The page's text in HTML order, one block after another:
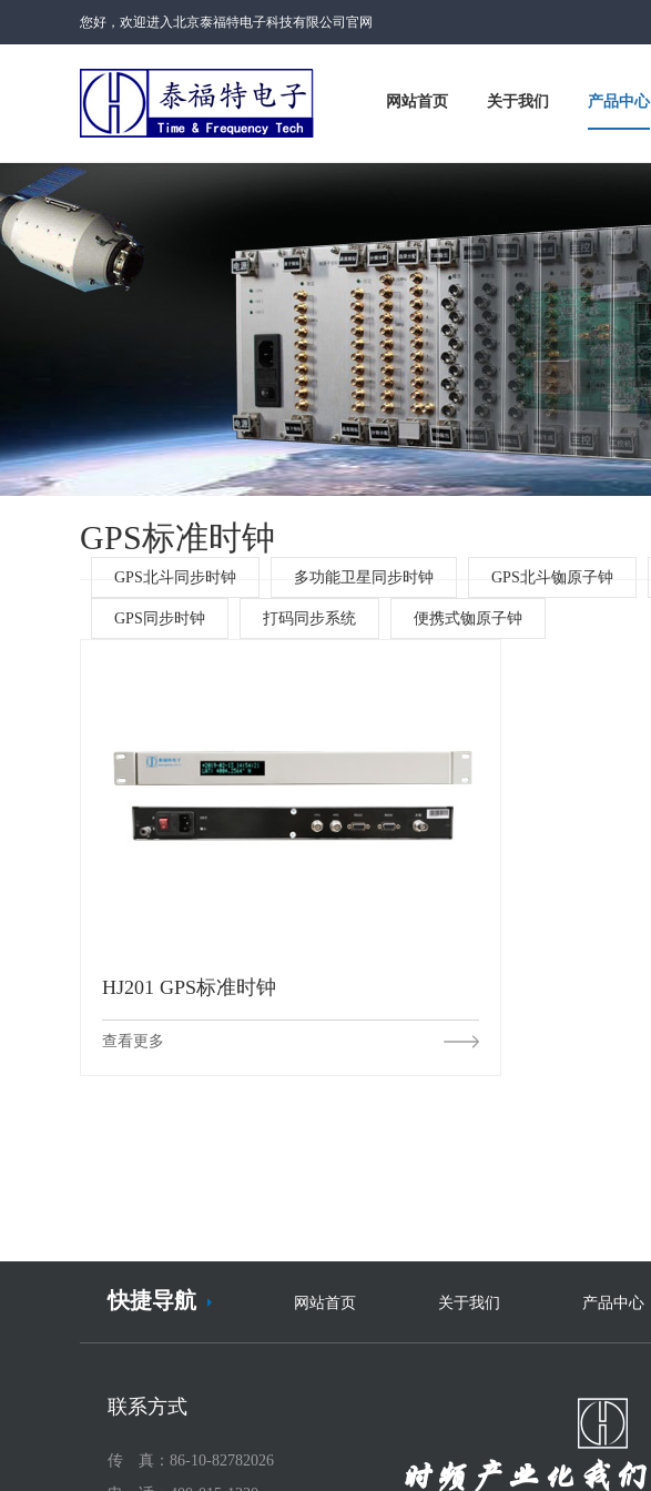
您好，欢迎进入北京泰福特电子科技有限公司官网
网站首页 关于我们 产品中心
GPS标准时钟
GPS北斗同步时钟 多功能卫星同步时钟 GPS北斗铷原子钟
GPS同步时钟 打码同步系统 便携式铷原子钟
HJ201 GPS标准时钟
查看更多
快捷导航 网站首页 关于我们 产品中心
联系方式
传 真：86-10-82782026